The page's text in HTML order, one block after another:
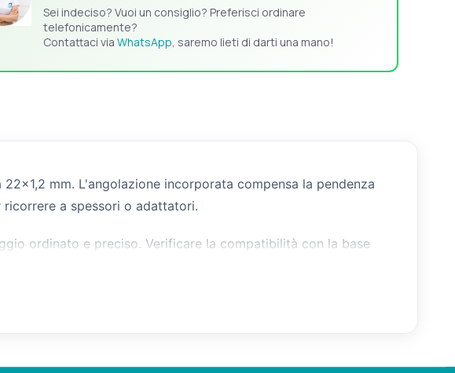
Sei indeciso? Vuoi un consiglio? Preferisci ordinare
telefonicamente?
Contattaci via WhatsApp, saremo lieti di darti una mano!
mm. L'angolazione incorporata compensa la pendenza
a spessori o adattatori.
ordinato e preciso. Verificare la compatibilità con la base